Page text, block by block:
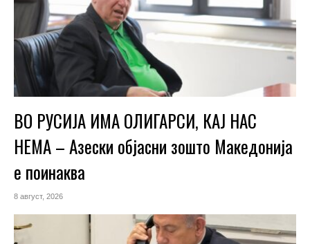
ВО РУСИЈА ИМА ОЛИГАРСИ, КАЈ НАС
НЕМА – Азески објасни зошто Македонија
е поинаква
8 август, 2026